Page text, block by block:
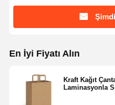
En İyi Fiyatı Alın
Kraft Kağıt
Laminasyonla